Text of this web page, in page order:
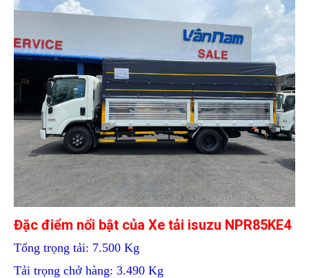
Đặc điểm nổi bật của Xe tải isuzu NPR85KE4
Tổng trọng tải: 7.500 Kg
Tải trọng chở hàng: 3.490 Kg